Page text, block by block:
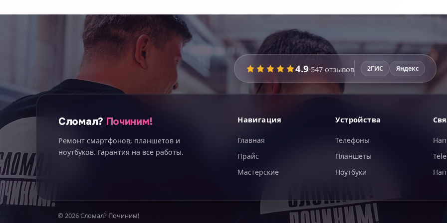
4.9·547 отзывов 2ГИС Яндекс
Сломал? Починим!
Ремонт смартфонов, планшетов и
ноутбуков. Гарантия на все работы.
Навигация
Главная
Прайс
Мастерские
Устройства
Телефоны
Планшеты
Ноутбуки
© 2026 Сломал? Починим!